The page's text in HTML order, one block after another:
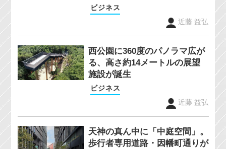
ビジネス
近藤 益弘
西公園に360度のパノラマ広が
る、高さ約14メートルの展望
施設が誕生
ビジネス
近藤 益弘
天神の真ん中に「中庭空間」。
歩行者専用道路・因幡町通りが